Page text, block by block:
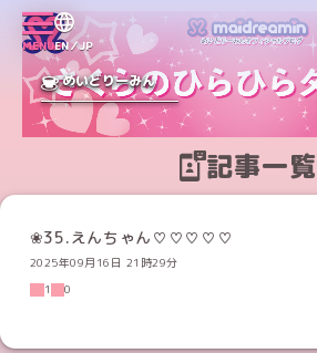
MENUEN／JP
めいどりーみん
記事一覧
❀35.えんちゃん♡♡♡♡♡
2025年09月16日 21時29分
1
0